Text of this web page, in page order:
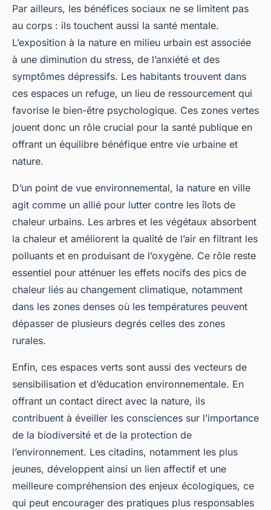
Par ailleurs, les bénéfices sociaux ne se limitent pas
au corps : ils touchent aussi la santé mentale.
L’exposition à la nature en milieu urbain est associée
à une diminution du stress, de l’anxiété et des
symptômes dépressifs. Les habitants trouvent dans
ces espaces un refuge, un lieu de ressourcement qui
favorise le bien-être psychologique. Ces zones vertes
jouent donc un rôle crucial pour la santé publique en
offrant un équilibre bénéfique entre vie urbaine et
nature.
D’un point de vue environnemental, la nature en ville
agit comme un allié pour lutter contre les îlots de
chaleur urbains. Les arbres et les végétaux absorbent
la chaleur et améliorent la qualité de l’air en filtrant les
polluants et en produisant de l’oxygène. Ce rôle reste
essentiel pour atténuer les effets nocifs des pics de
chaleur liés au changement climatique, notamment
dans les zones denses où les températures peuvent
dépasser de plusieurs degrés celles des zones
rurales.
Enfin, ces espaces verts sont aussi des vecteurs de
sensibilisation et d’éducation environnementale. En
offrant un contact direct avec la nature, ils
contribuent à éveiller les consciences sur l’importance
de la biodiversité et de la protection de
l’environnement. Les citadins, notamment les plus
jeunes, développent ainsi un lien affectif et une
meilleure compréhension des enjeux écologiques, ce
qui peut encourager des pratiques plus responsables